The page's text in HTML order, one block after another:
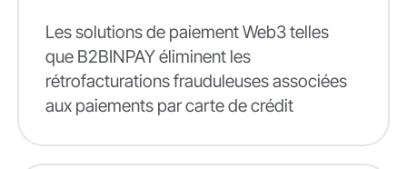
Les solutions de paiement Web3 telles
que B2BINPAY éliminent les
rétrofacturations frauduleuses associées
aux paiements par carte de crédit